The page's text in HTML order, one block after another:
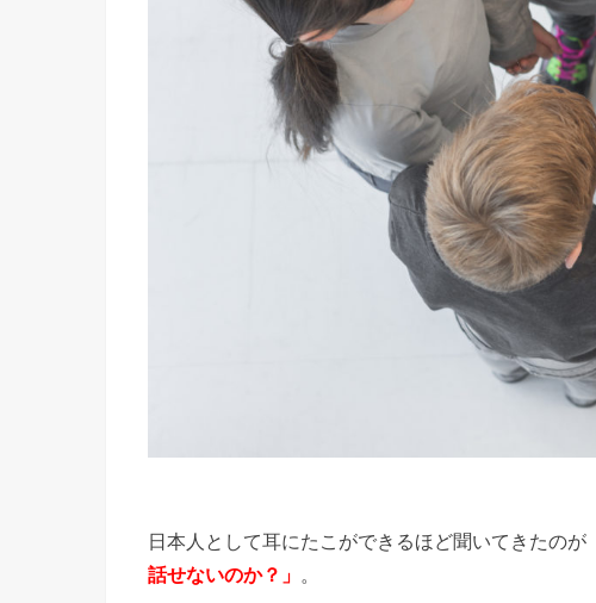
日本人として耳にたこができるほど聞いてきたのが
話せないのか？」 。